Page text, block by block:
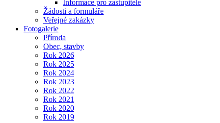
Informace pro zastupitele
Žádosti a formuláře
Veřejné zakázky
Fotogalerie
Příroda
Obec, stavby
Rok 2026
Rok 2025
Rok 2024
Rok 2023
Rok 2022
Rok 2021
Rok 2020
Rok 2019